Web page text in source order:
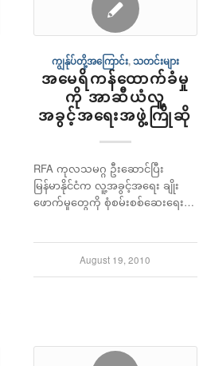
ကျွန်ုပ်တို့အကြောင်း,သတင်းများ
အမေရိကန်ထောက်ခံမှု
ကို အာဆီယံလူ့
အခွင့်အရေးအဖွဲ့ကြိုဆို
RFA ကုလသမဂ္ဂ ဦးဆောင်ပြီး
မြန်မာနိုင်ငံက လူ့အခွင့်အရေး ချိုး
ဖောက်မှုတွေကို စုံစမ်းစစ်ဆေးရေး…
August 19, 2010